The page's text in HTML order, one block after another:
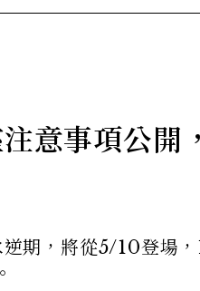
意事項公開
期，將從5/10登場